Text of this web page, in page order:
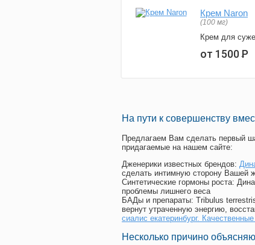
Крем Naron
(100 мг)
Крем для
от 1500Р
На пути к совершенству
Предлагаем Вам сделать первый
придагаемые на нашем сайте:
Дженерики известных брендов:
сделать интимную сторону Вашей
Синтетические гормоны роста:
проблемы лишнего веса
БАДы и препараты: Tribulus
вернут утраченную энергию,
сиалис екатеринбург.
Несколько причино